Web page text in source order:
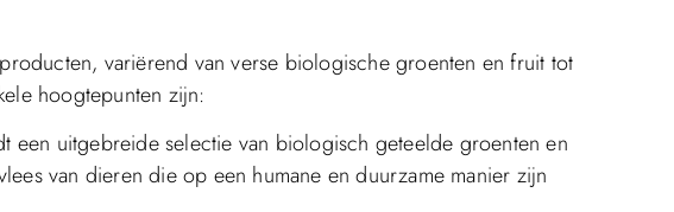
variërend van verse biologische groenten en fruit tot
hoogtepunten zijn:
een uitgebreide selectie van biologisch geteelde groenten en
van dieren die op een humane en duurzame manier zijn